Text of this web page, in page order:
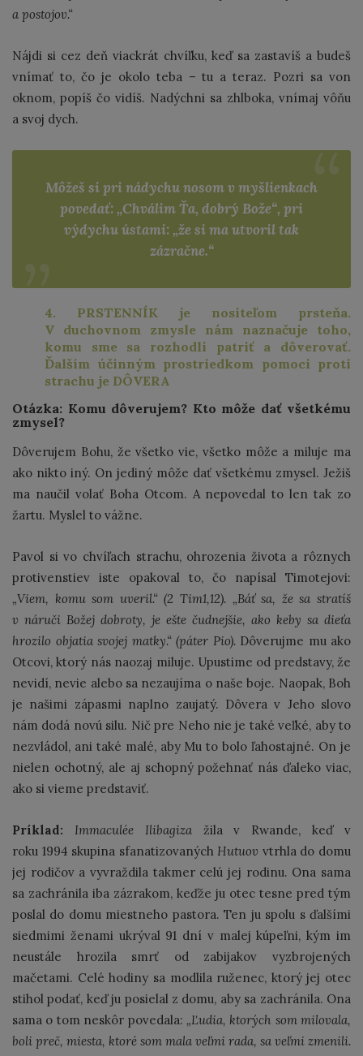
a postojov.“
Nájdi si cez deň viackrát chvíľku, keď sa zastavíš a budeš
vnímať to, čo je okolo teba – tu a teraz. Pozri sa von
oknom, popíš čo vidíš. Nadýchni sa zhlboka, vnímaj vôňu
a svoj dych.
Môžeš si pri nádychu nosom v myšlienkach
povedať: „Chválim Ťa, dobrý Bože“, pri
výdychu ústami: „že si ma utvoril tak
zázračne.“
4. PRSTENNÍK je nositeľom prsteňa.
V duchovnom zmysle nám naznačuje toho,
komu sme sa rozhodli patriť a dôverovať.
Ďalším účinným prostriedkom pomoci proti
strachu je DÔVERA
Otázka: Komu dôverujem? Kto môže dať všetkému
zmysel?
Dôverujem Bohu, že všetko vie, všetko môže a miluje ma
ako nikto iný. On jediný môže dať všetkému zmysel. Ježiš
ma naučil volať Boha Otcom. A nepovedal to len tak zo
žartu. Myslel to vážne.
Pavol si vo chvíľach strachu, ohrozenia života a rôznych
protivenstiev iste opakoval to, čo napísal Timotejovi:
„Viem, komu som uveril.“ (2 Tim1,12). „Báť sa, že sa stratíš
v náruči Božej dobroty, je ešte čudnejšie, ako keby sa dieťa
hrozilo objatia svojej matky.“ (páter Pio). Dôverujme mu ako
Otcovi, ktorý nás naozaj miluje. Upustime od predstavy, že
nevidí, nevie alebo sa nezaujíma o naše boje. Naopak, Boh
je našimi zápasmi naplno zaujatý. Dôvera v Jeho slovo
nám dodá novú silu. Nič pre Neho nie je také veľké, aby to
nezvládol, ani také malé, aby Mu to bolo ľahostajné. On je
nielen ochotný, ale aj schopný požehnať nás ďaleko viac,
ako si vieme predstaviť.
Príklad: Immaculée Ilibagizažila v Rwande, keď v
roku 1994 skupina sfanatizovaných Hutuov vtrhla do domu
jej rodičov a vyvraždila takmer celú jej rodinu. Ona sama
sa zachránila iba zázrakom, keďže ju otec tesne pred tým
poslal do domu miestneho pastora. Ten ju spolu s ďalšími
siedmimi ženami ukrýval 91 dní v malej kúpeľni, kým im
neustále hrozila smrť od zabijakov vyzbrojených
mačetami. Celé hodiny sa modlila ruženec, ktorý jej otec
stihol podať, keď ju posielal z domu, aby sa zachránila. Ona
sama o tom neskôr povedala: „Ľudia, ktorých som milovala,
boli preč, miesta, ktoré som mala veľmi rada, sa veľmi zmenili.